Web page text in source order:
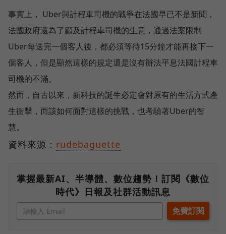
事實上， Uber與計程車司機的戰爭在法國早已不是新聞，
法國政府還為了顧及計程車司機的生意，通過法案限制
Uber每送完一個客人後，都必須等待15分鐘才能再接下一
個客人，但是顯然這樣的規定還是沒有辦法平息法國計程車
司機的不滿。
然而，自古以來，新科技的誕生必定會對原有的生活方式產
生衝擊，而該如何面對這樣的挑戰，也考驗著Uber的智
慧。
資料來源： rudebaguette
掌握最新AI、半導體、數位趨勢！訂閱《數位
時代》日報及社群活動訊息